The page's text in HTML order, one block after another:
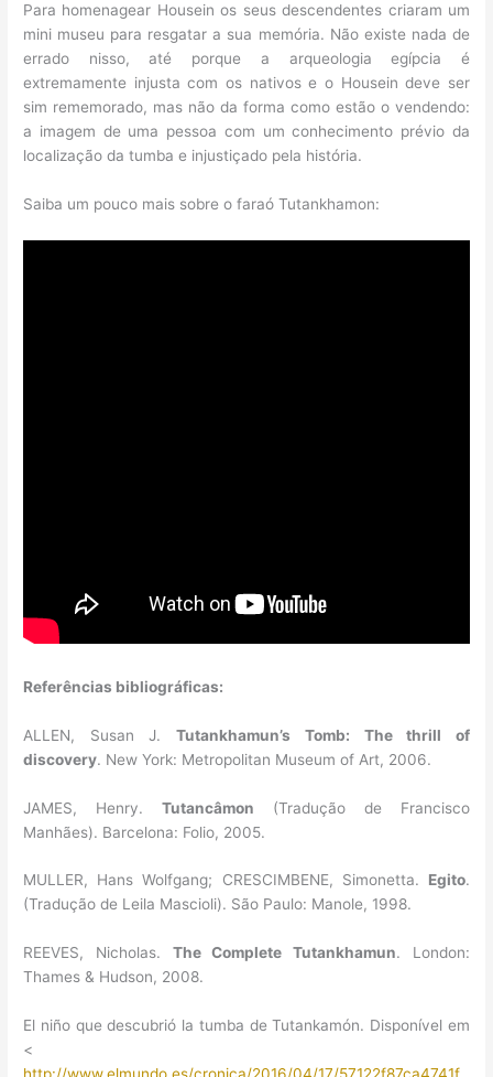
Para homenagear Housein os seus descendentes criaram um
mini museu para resgatar a sua memória. Não existe nada de
errado nisso, até porque a arqueologia egípcia é
extremamente injusta com os nativos e o Housein deve ser
sim rememorado, mas não da forma como estão o vendendo:
a imagem de uma pessoa com um conhecimento prévio da
localização da tumba e injustiçado pela história.
Saiba um pouco mais sobre o faraó Tutankhamon:
Referências bibliográficas:
ALLEN, Susan J.Tutankhamun’s Tomb: The thrill of
discovery. New York: Metropolitan Museum of Art, 2006.
JAMES, Henry.Tutancâmon (Tradução de Francisco
Manhães). Barcelona: Folio, 2005.
MULLER, Hans Wolfgang; CRESCIMBENE, Simonetta. Egito.
(Tradução de Leila Mascioli). São Paulo: Manole, 1998.
REEVES, Nicholas. The Complete Tutankhamun. London:
Thames & Hudson, 2008.
El niño que descubrió la tumba de Tutankamón. Disponível em
<